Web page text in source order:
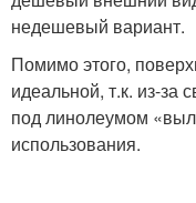
недешевый вариант.
Помимо этого,
идеальной, т.к. из-за
под линолеумом
использования.